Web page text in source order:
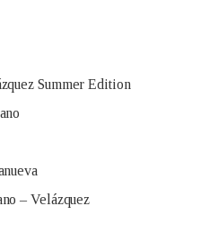
Summer Edition
– Velázquez